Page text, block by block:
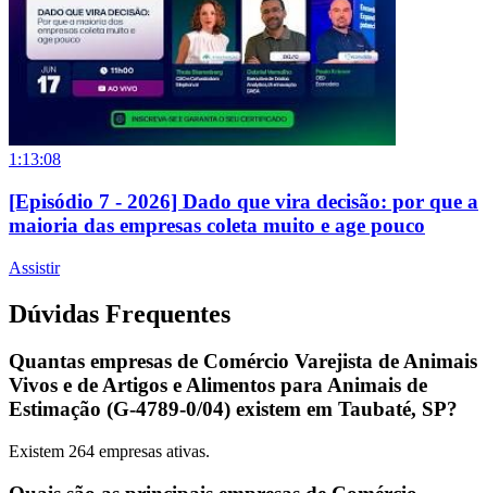
1:13:08
[Episódio 7 - 2026] Dado que vira decisão: por que a
maioria das empresas coleta muito e age pouco
Assistir
Dúvidas Frequentes
Quantas empresas de Comércio Varejista de Animais
Vivos e de Artigos e Alimentos para Animais de
Estimação (G-4789-0/04) existem em Taubaté, SP?
Existem 264 empresas ativas.